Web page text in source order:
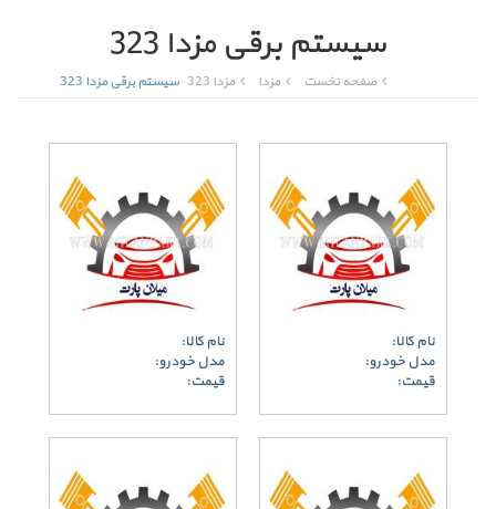
سیستم برقی مزدا 323
صفحه نخست مزدا مزدا 323 سیستم برقی مزدا 323
نام کالا:
مدل خودرو:
قیمت:
نام کالا:
مدل خودرو:
قیمت: